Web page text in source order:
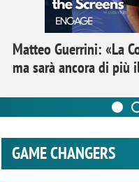
Matteo Guerrini: «La
ma sarà ancora di più
GAME CHANGERS